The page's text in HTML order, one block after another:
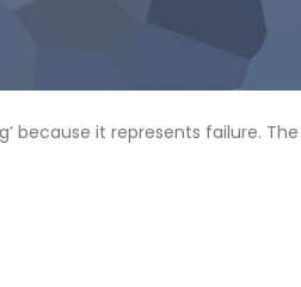
because it represents failure.